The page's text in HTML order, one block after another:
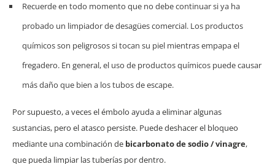
Recuerde en todo momento que no debe continuar si ya ha
probado un limpiador de desagües comercial. Los productos
químicos son peligrosos si tocan su piel mientras empapa el
fregadero. En general, el uso de productos químicos puede causar
más daño que bien a los tubos de escape.
Por supuesto, a veces el émbolo ayuda a eliminar algunas
sustancias, pero el atasco persiste. Puede deshacer el bloqueo
mediante una combinación de bicarbonato de sodio / vinagre,
que pueda limpiar las tuberías por dentro.